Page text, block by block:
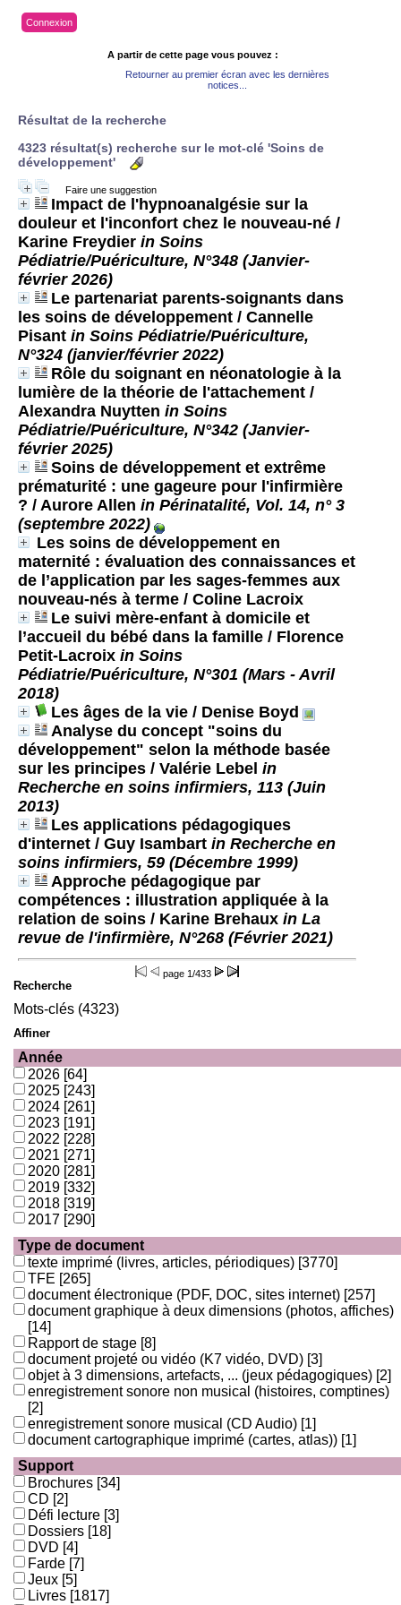
Connexion
A partir de cette page vous pouvez :
Retourner au premier écran avec les dernières
notices...
Résultat de la recherche
4323 résultat(s) recherche sur le mot-clé 'Soins de
développement'
Faire une suggestion
Impact de l'hypnoanalgésie sur la
douleur et l'inconfort chez le nouveau-né /
Karine Freydier in Soins
Pédiatrie/Puériculture, N°348 (Janvier-
février 2026)
Le partenariat parents-soignants dans
les soins de développement / Cannelle
Pisant in Soins Pédiatrie/Puériculture,
N°324 (janvier/février 2022)
Rôle du soignant en néonatologie à la
lumière de la théorie de l'attachement /
Alexandra Nuytten in Soins
Pédiatrie/Puériculture, N°342 (Janvier-
février 2025)
Soins de développement et extrême
prématurité : une gageure pour l'infirmière
? / Aurore Allen in Périnatalité, Vol. 14, n° 3
(septembre 2022)
Les soins de développement en
maternité : évaluation des connaissances et
de l’application par les sages-femmes aux
nouveau-nés à terme / Coline Lacroix
Le suivi mère-enfant à domicile et
l’accueil du bébé dans la famille / Florence
Petit-Lacroix in Soins
Pédiatrie/Puériculture, N°301 (Mars - Avril
2018)
Les âges de la vie / Denise Boyd
Analyse du concept "soins du
développement" selon la méthode basée
sur les principes / Valérie Lebel in
Recherche en soins infirmiers, 113 (Juin
2013)
Les applications pédagogiques
d'internet / Guy Isambart in Recherche en
soins infirmiers, 59 (Décembre 1999)
Approche pédagogique par
compétences : illustration appliquée à la
relation de soins / Karine Brehaux in La
revue de l'infirmière, N°268 (Février 2021)
page 1/433
Recherche
Mots-clés (4323)
Affiner
Année
2026 [64]
2025 [243]
2024 [261]
2023 [191]
2022 [228]
2021 [271]
2020 [281]
2019 [332]
2018 [319]
2017 [290]
Type de document
texte imprimé (livres, articles, périodiques) [3770]
TFE [265]
document électronique (PDF, DOC, sites internet) [257]
document graphique à deux dimensions (photos, affiches)
[14]
Rapport de stage [8]
document projeté ou vidéo (K7 vidéo, DVD) [3]
objet à 3 dimensions, artefacts, ... (jeux pédagogiques) [2]
enregistrement sonore non musical (histoires, comptines)
[2]
enregistrement sonore musical (CD Audio) [1]
document cartographique imprimé (cartes, atlas)) [1]
Support
Brochures [34]
CD [2]
Défi lecture [3]
Dossiers [18]
DVD [4]
Farde [7]
Jeux [5]
Livres [1817]